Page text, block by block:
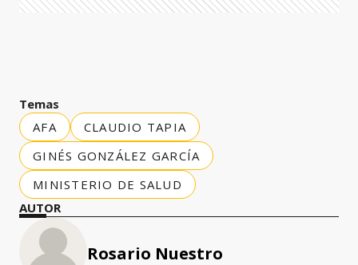
Temas
AFA
CLAUDIO TAPIA
GINÉS GONZÁLEZ GARCÍA
MINISTERIO DE SALUD
AUTOR
Rosario Nuestro